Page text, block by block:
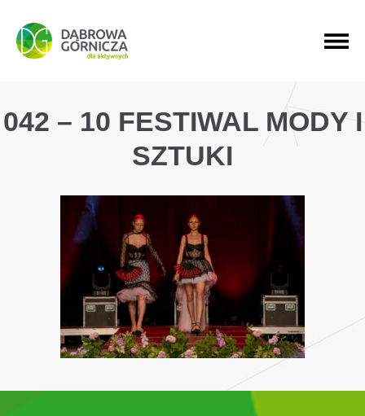
PRZEJDŹ DO MENU GŁÓWNEGO
PRZEJDŹ DO WYSZUKIWARKI
PRZEJDŹ DO TREŚCI
042 – 10 FESTIWAL MODY I
SZTUKI